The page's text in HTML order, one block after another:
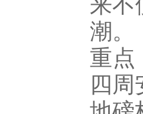
潮。
重点
四周